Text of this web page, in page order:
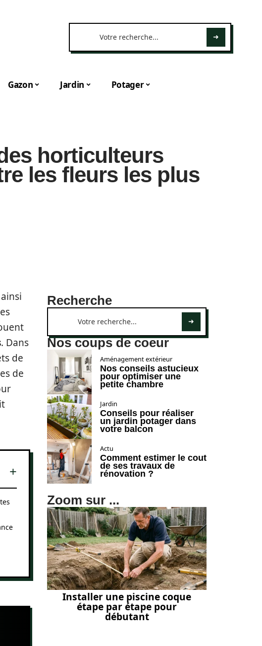
Gazon Jardin Potager
horticulteurs
les fleurs les plus
. Dans
de
de
Recherche
Nos coups de coeur
Aménagement extérieur
Nos conseils astucieux
pour optimiser une
petite chambre
Jardin
Conseils pour réaliser
un jardin potager dans
votre balcon
Actu
Comment estimer le cout
de ses travaux de
rénovation ?
Zoom sur ...
Installer une piscine coque
étape par étape pour
débutant